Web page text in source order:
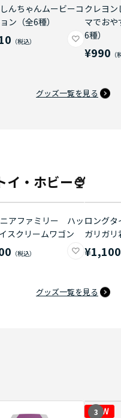
んちゃんムービーコ
ン（全6種）
クレヨ
マでお
6種）
¥990
グッズ一覧を見る
イ・ホビー🍨
アファミリー ハッ
スクリームワゴン
ロング
ガリガ
¥1,100
グッズ一覧を見る
3